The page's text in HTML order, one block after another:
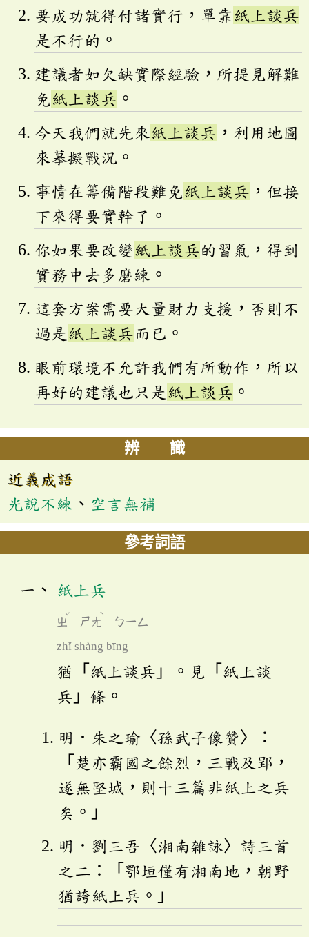
要成功就得付諸實行，單靠紙上談兵
是不行的。
建議者如欠缺實際經驗，所提見解難
免紙上談兵 。
今天我們就先來紙上談兵 ，利用地圖
來摹擬戰況。
事情在籌備階段難免紙上談兵 ，但接
下來得要實幹了。
你如果要改變紙上談兵的習氣，得到
實務中去多磨練。
這套方案需要大量財力支援，否則不
過是 紙上談兵而已。
眼前環境不允許我們有所動作，所以
再好的建議也只是 紙上談兵 。
辨 識
近義成語
光說不練 、 空言無補
參考詞語
紙上兵
ㄓ
ˇ
ㄕㄤ
ˋ
ㄅㄧㄥ
zhǐ shàng bīng
猶「紙上談兵」。見「紙上談
兵」條。
明．朱之瑜〈孫武子像贊〉：
「楚亦霸國之餘烈，三戰及郢，
遂無堅城，則十三篇非紙上之兵
矣。」
明．劉三吾〈湘南雜詠〉詩三首
之二：「鄂垣僅有湘南地，朝野
猶誇紙上兵。」